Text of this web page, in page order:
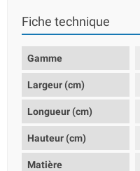
Fiche technique
Gamme
Largeur (cm)
Longueur (cm)
Hauteur (cm)
Matière